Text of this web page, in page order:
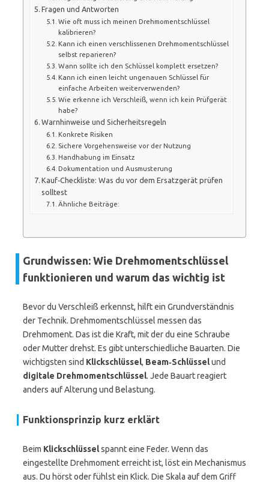
Fragen und Antworten
Wie oft muss ich meinen Drehmomentschlüssel
kalibrieren?
Kann ich einen verschlissenen Drehmomentschlüssel
selbst reparieren?
Wann sollte ich den Schlüssel komplett ersetzen?
Kann ich einen leicht ungenauen Schlüssel für
einfache Arbeiten weiterverwenden?
Wie erkenne ich Verschleiß, wenn ich kein Prüfgerät
habe?
Warnhinweise und Sicherheitsregeln
Konkrete Risiken
Sichere Vorgehensweise vor der Nutzung
Handhabung im Einsatz
Dokumentation und Ausmusterung
Kauf‑Checkliste: Was du vor dem Ersatzgerät prüfen
solltest
Ähnliche Beiträge:
Grundwissen: Wie Drehmomentschlüssel
funktionieren und warum das wichtig ist
Bevor du Verschleiß erkennst, hilft ein Grundverständnis
der Technik. Drehmomentschlüssel messen das
Drehmoment. Das ist die Kraft, mit der du eine Schraube
oder Mutter drehst. Es gibt unterschiedliche Bauarten. Die
wichtigsten sind Klickschlüssel, Beam‑Schlüsselund
digitale Drehmomentschlüssel. Jede Bauart reagiert
anders auf Alterung und Belastung.
Funktionsprinzip kurz erklärt
Beim Klickschlüsselspannt eine Feder. Wenn das
eingestellte Drehmoment erreicht ist, löst ein Mechanismus
aus. Du hörst oder fühlst ein Klick. Die Skala auf dem Griff